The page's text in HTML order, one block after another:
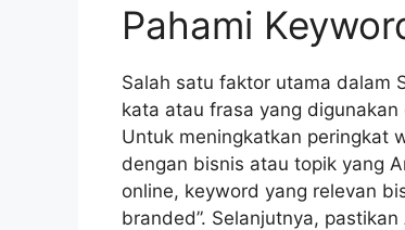
Pahami
Salah satu faktor utama dalam
kata atau frasa yang
Untuk meningkatkan peringkat
dengan bisnis atau topik yang
online, keyword yang relevan
branded”. Selanjutnya,